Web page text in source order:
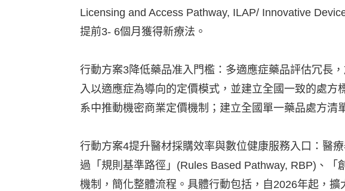
Licensing and Access Pathway, ILAP/ Innovative
提前3- 6個月獲得新療法。
行動方案3降低藥品准入門檻：多適應症藥品評估冗長
入以適應症為導向的定價模式，並建立全國一致的處
系中推動機密商業定價機制；建立全國單一藥品處方清
行動方案4提升醫材採購效率與數位健康服務入口：醫
過「規則基準路徑」(Rules Based Pathway, RBP)、
機制，簡化整體流程。具體行動包括，自2026年起，